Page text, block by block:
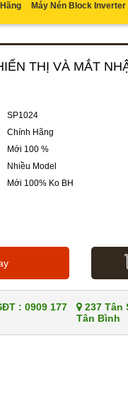
Máy Nén Block Inverter
THỊ VÀ MẮT
SP1024
Chính Hãng
Mới 100 %
Nhiều Model
Mới 100% Ko BH
: 0909 177
237 Tân
Tân Bình